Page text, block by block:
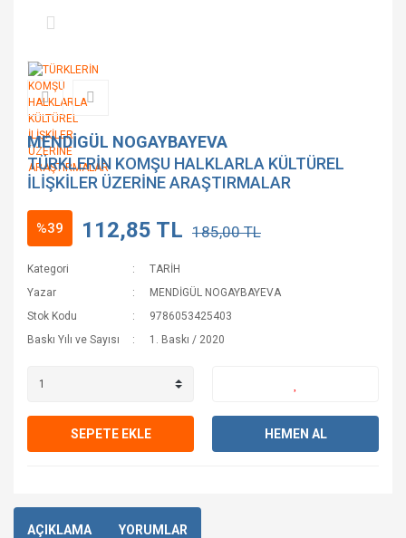
MENDİGÜL NOGAYBAYEVA
TÜRKLERİN KOMŞU HALKLARLA KÜLTÜREL
İLİŞKİLER ÜZERİNE ARAŞTIRMALAR
%39 112,85 TL 185,00 TL
Kategori
TARİH
Yazar
MENDİGÜL NOGAYBAYEVA
Stok Kodu
9786053425403
Baskı Yılı ve Sayısı
1. Baskı / 2020
SEPETE EKLE HEMEN AL
AÇIKLAMA YORUMLAR